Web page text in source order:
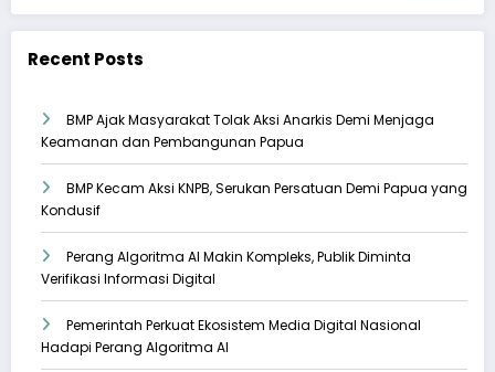
Recent Posts
BMP Ajak Masyarakat Tolak Aksi Anarkis Demi Menjaga
Keamanan dan Pembangunan Papua
BMP Kecam Aksi KNPB, Serukan Persatuan Demi Papua yang
Kondusif
Perang Algoritma AI Makin Kompleks, Publik Diminta
Verifikasi Informasi Digital
Pemerintah Perkuat Ekosistem Media Digital Nasional
Hadapi Perang Algoritma AI